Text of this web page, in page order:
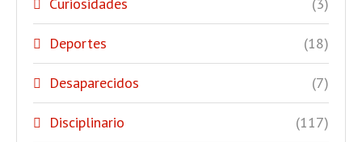
Deportes (18)
Desaparecidos (7)
Disciplinario (117)